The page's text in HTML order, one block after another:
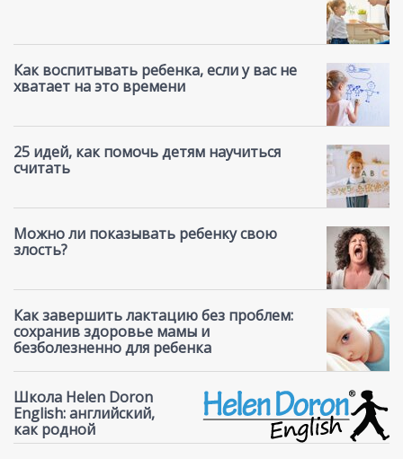
Как воспитывать ребенка, если у вас не
хватает на это времени
25 идей, как помочь детям научиться
считать
Можно ли показывать ребенку свою
злость?
Как завершить лактацию без проблем:
сохранив здоровье мамы и
безболезненно для ребенка
Школа Helen Doron
English: английский,
как родной